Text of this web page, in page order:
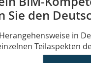
Sie den
in
Teilaspekten